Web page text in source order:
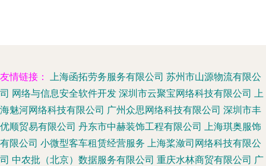
友情链接： 上海函拓劳务服务有限公司 苏州市山源物流有限公
司 网络与信息安全软件开发 深圳市云聚宝网络科技有限公司 上
海魅河网络科技有限公司 广州众思网络科技有限公司 深圳市丰
优顺贸易有限公司 丹东市中赫装饰工程有限公司 上海琪奥服饰
有限公司 小微型客车租赁经营服务 上海桨潋司网络科技有限公
司 中农批（北京）数据服务有限公司 重庆水林商贸有限公司 广